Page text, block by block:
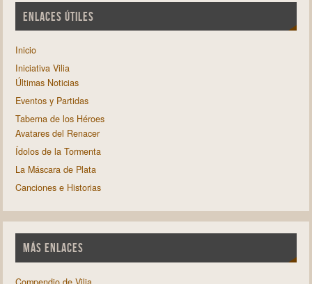
ENLACES ÚTILES
Inicio
Iniciativa Vilia
Últimas Noticias
Eventos y Partidas
Taberna de los Héroes
Avatares del Renacer
Ídolos de la Tormenta
La Máscara de Plata
Canciones e Historias
MÁS ENLACES